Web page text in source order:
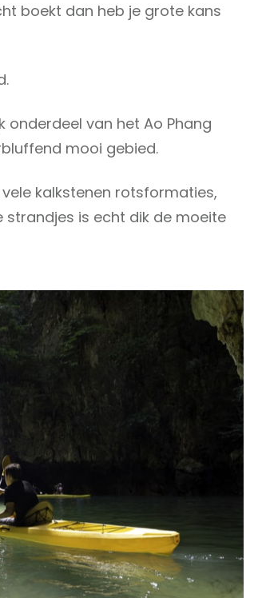
boekt dan heb je grote kans
onderdeel van het Ao Phang
mooi gebied.
kalkstenen rotsformaties,
is echt dik de moeite